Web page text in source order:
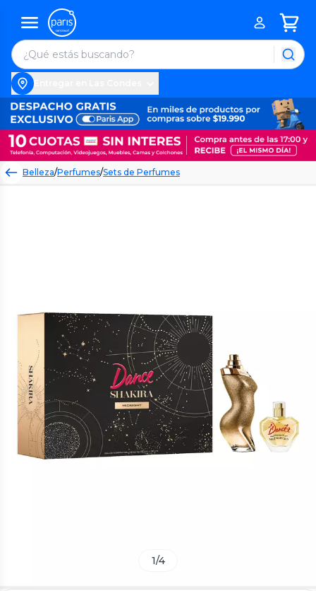
Belleza/Perfumes/Sets de Perfumes
1/4